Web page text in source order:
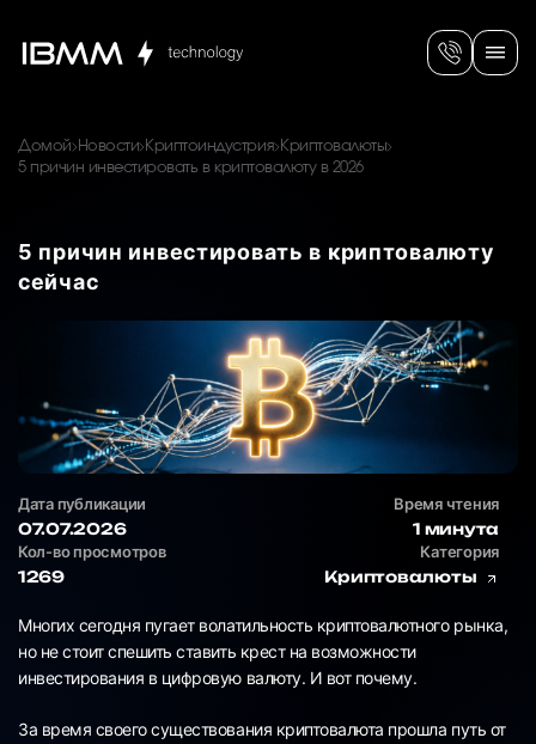
Домой Новости Криптоиндустрия Криптовалюты
5 причин инвестировать в криптовалюту в 2026
5 причин инвестировать в криптовалюту
сейчас
Дата публикации
07.07.2026
Время чтения
1 минута
Кол-во просмотров
1269
Категория
Криптовалюты
Многих сегодня пугает волатильность криптовалютного рынка,
но не стоит спешить ставить крест на возможности
инвестирования в цифровую валюту. И вот почему.
За время своего существования криптовалюта прошла путь от